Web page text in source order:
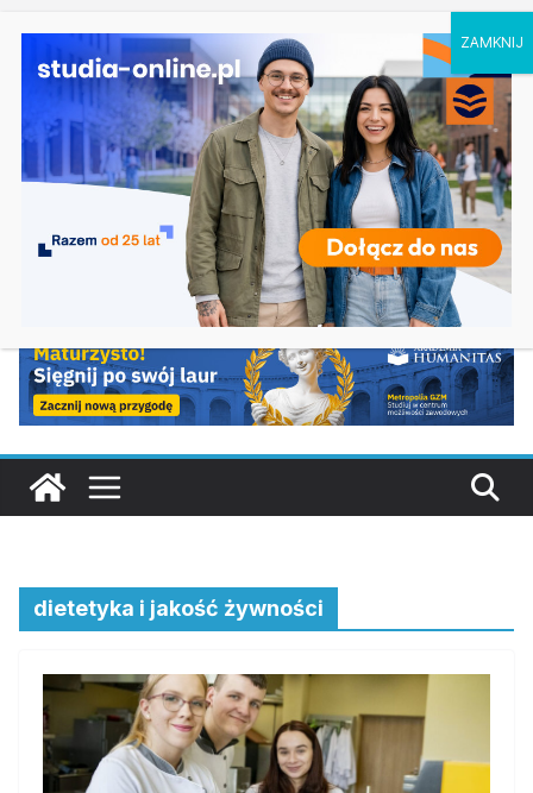
Ostatnie
wpisy:
Praca socjalna – Akademia Pedagogiki
Specjalnej w Warszawie
Studia pedagogiczne w Olsztynie
Zarządzanie w Gorzowie Wielkopolskim
Turystyka i rekreacja w Częstochowie
Energetyka w Koszalinie
dietetyka i jakość żywności